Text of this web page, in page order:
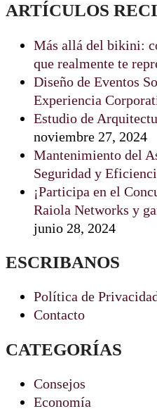
ARTÍCULOS
Más allá del bikini:
que realmente te
Diseño de Eventos
Experiencia
Estudio de
noviembre 27, 2024
Mantenimiento del
Seguridad y
¡Participa en el
Raiola Networks y
junio 28, 2024
ESCRIBANOS
Política de
Contacto
CATEGORÍAS
Consejos
Economía